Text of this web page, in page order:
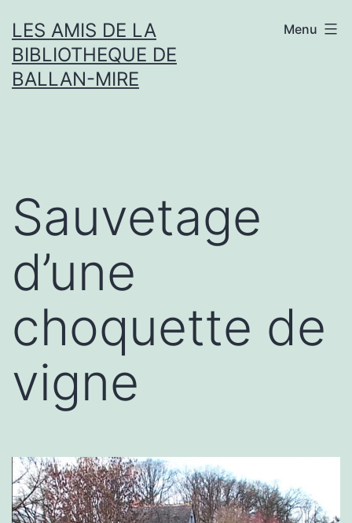
au
contenu
LES AMIS DE LA
BIBLIOTHEQUE DE
BALLAN-MIRE
Menu
Sauvetage
d’une
choquette de
vigne